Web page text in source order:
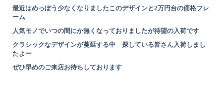
最近はめっぽう少なくなりましたこのデザインと2万円台の価格フレ
ーム
人気モノでいつの間にか無くなっておりましたが待望の入荷です
クラシックなデザインが蔓延する中 探している皆さん入荷しまし
たよー
ぜひ早めのご来店お待ちしております